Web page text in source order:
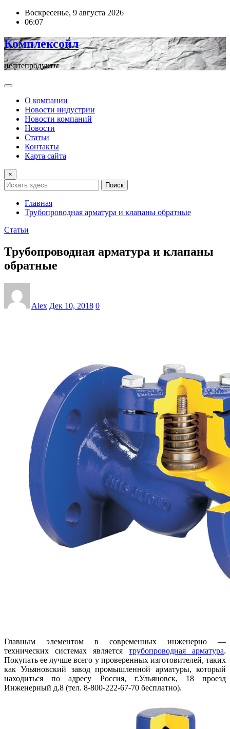
ПерейтиВоскресенье, 9 августа 2026
06:07
Комплексойл
нефтепродукты
О компании
Новости индустрии
Новости компаний
Новости
Статьи
Контакты
Карта сайта
×
Поиск
Главная
Трубопроводная арматура и клапаны обратные
Статьи
Трубопроводная арматура и клапаны
обратные
Alex Дек 10, 2018 0
Главным элементом в современных инженерно —
технических системах является трубопроводная арматура.
Покупать ее лучше всего у проверенных изготовителей, таких
как Ульяновский завод промышленной арматуры, который
находиться по адресу Россия, г.Ульяновск, 18 проезд
Инженерный д.8 (тел. 8-800-222-67-70 бесплатно).